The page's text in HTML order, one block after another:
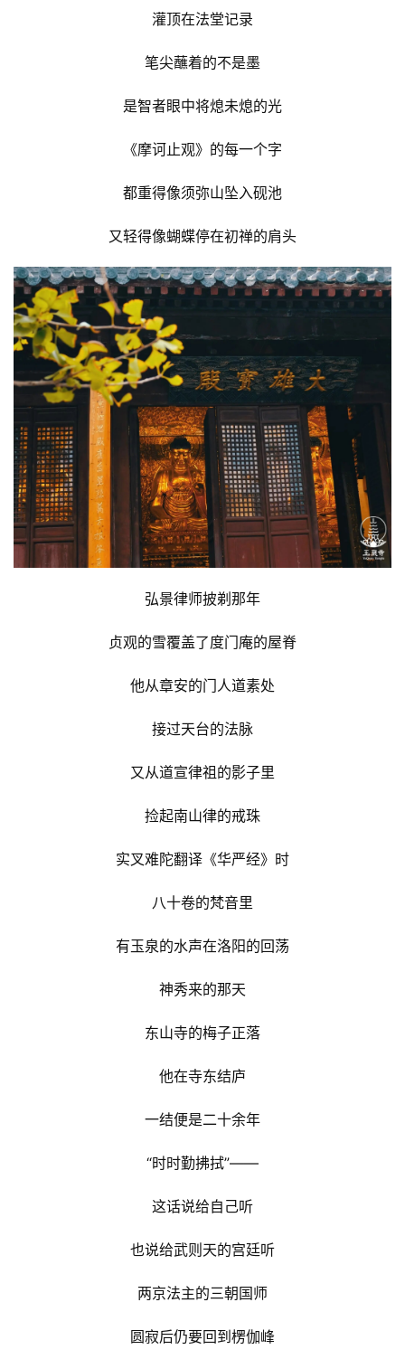
灌顶在法堂记录
笔尖蘸着的不是墨
是智者眼中将熄未熄的光
《摩诃止观》的每一个字
都重得像须弥山坠入砚池
又轻得像蝴蝶停在初禅的肩头
弘景律师披剃那年
贞观的雪覆盖了度门庵的屋脊
他从章安的门人道素处
接过天台的法脉
又从道宣律祖的影子里
捡起南山律的戒珠
实叉难陀翻译《华严经》时
八十卷的梵音里
有玉泉的水声在洛阳的回荡
神秀来的那天
东山寺的梅子正落
他在寺东结庐
一结便是二十余年
“时时勤拂拭”——
这话说给自己听
也说给武则天的宫廷听
两京法主的三朝国师
圆寂后仍要回到楞伽峰